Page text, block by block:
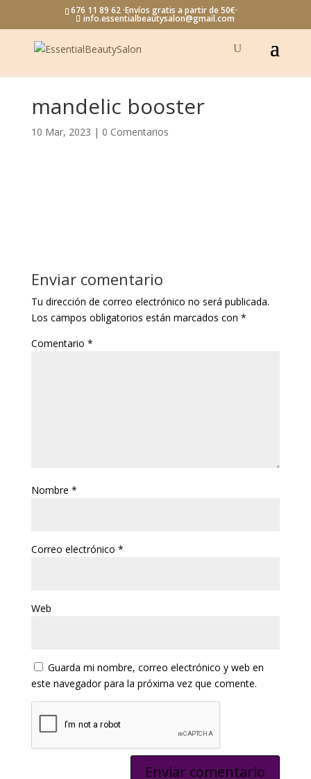
676 11 89 62 ·Envíos gratis a partir de 50€·
info.essentialbeautysalon@gmail.com
mandelic booster
10 Mar, 2023 | 0 Comentarios
Enviar comentario
Tu dirección de correo electrónico no será publicada.
Los campos obligatorios están marcados con *
Comentario *
Nombre *
Correo electrónico *
Web
Guarda mi nombre, correo electrónico y web en
este navegador para la próxima vez que comente.